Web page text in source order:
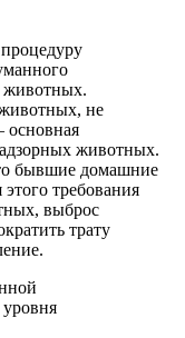
животных.
животных, не
основная
животных.
бывшие домашние
требования
выброс
трату